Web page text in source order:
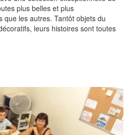
plus belles et plus
que les autres. Tantôt objets du
leurs histoires sont toutes